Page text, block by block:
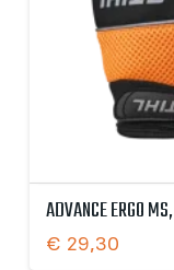
ADVANCE ERGO
€ 29,30